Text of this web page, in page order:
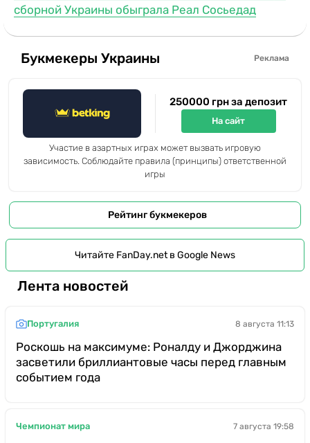
сборной Украины обыграла Реал Сосьедад
Букмекеры Украины Реклама
250000 грн за депозит
На сайт
Участие в азартных играх может вызвать игровую
зависимость. Соблюдайте правила (принципы) ответственной
игры
Рейтинг букмекеров
Читайте FanDay.net в Google News
Лента новостей
Португалия 8 августа 11:13
Роскошь на максимуме: Роналду и Джорджина
засветили бриллиантовые часы перед главным
событием года
Чемпионат мира 7 августа 19:58